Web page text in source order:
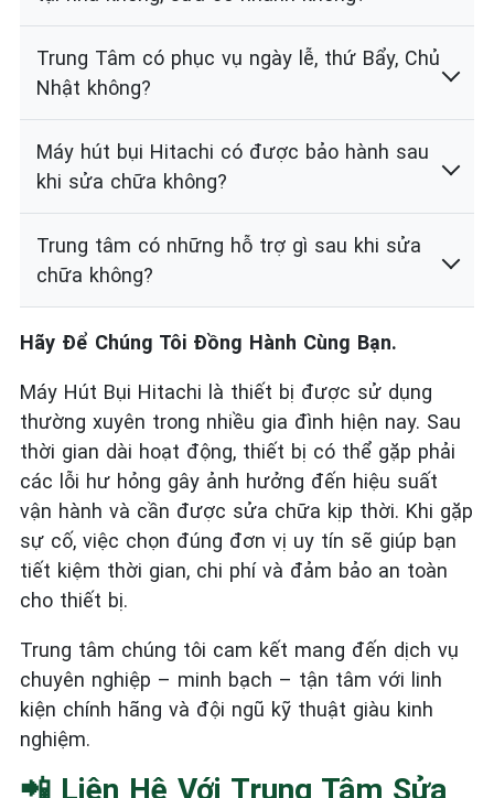
Trung Tâm có phục vụ ngày lễ, thứ Bẩy, Chủ
Nhật không?
Máy hút bụi Hitachi có được bảo hành sau
khi sửa chữa không?
Trung tâm có những hỗ trợ gì sau khi sửa
chữa không?
Hãy Để Chúng Tôi Đồng Hành Cùng Bạn.
Máy Hút Bụi Hitachi là thiết bị được sử dụng
thường xuyên trong nhiều gia đình hiện nay. Sau
thời gian dài hoạt động, thiết bị có thể gặp phải
các lỗi hư hỏng gây ảnh hưởng đến hiệu suất
vận hành và cần được sửa chữa kịp thời. Khi gặp
sự cố, việc chọn đúng đơn vị uy tín sẽ giúp bạn
tiết kiệm thời gian, chi phí và đảm bảo an toàn
cho thiết bị.
Trung tâm chúng tôi cam kết mang đến dịch vụ
chuyên nghiệp – minh bạch – tận tâm với linh
kiện chính hãng và đội ngũ kỹ thuật giàu kinh
nghiệm.
📲 Liên Hệ Với Trung Tâm Sửa